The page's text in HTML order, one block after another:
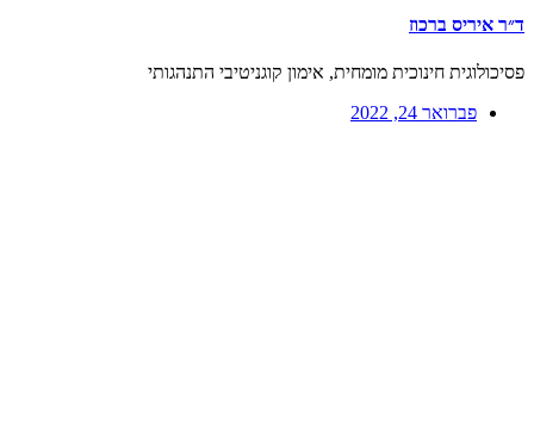
ד״ר איריס ברכוז
פסיכולוגית חינוכית מומחית, אימון קוגניטיבי התנהגותי
פברואר 24, 2022